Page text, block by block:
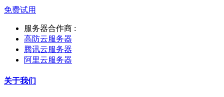
免费试用
服务器合作商 :
高防云服务器
腾讯云服务器
阿里云服务器
关于我们